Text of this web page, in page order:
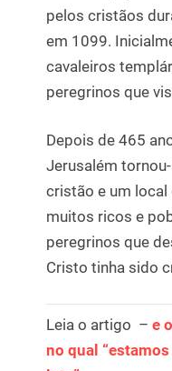
pelos cristãos
em 1099.
cavaleiros
peregrinos que
Depois de 465
Jerusalém
cristão e um local
muitos ricos e
peregrinos que
Cristo tinha sido
Leia o artigo – e
no qual